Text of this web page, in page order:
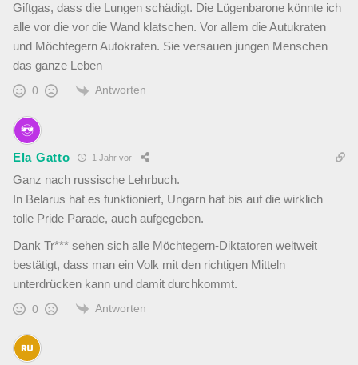
Giftgas, dass die Lungen schädigt. Die Lügenbarone könnte ich
alle vor die vor die Wand klatschen. Vor allem die Autukraten
und Möchtegern Autokraten. Sie versauen jungen Menschen
das ganze Leben
0 Antworten
Ela Gatto 1 Jahr vor
Ganz nach russische Lehrbuch.
In Belarus hat es funktioniert, Ungarn hat bis auf die wirklich
tolle Pride Parade, auch aufgegeben.
Dank Tr*** sehen sich alle Möchtegern-Diktatoren weltweit
bestätigt, dass man ein Volk mit den richtigen Mitteln
unterdrücken kann und damit durchkommt.
0 Antworten